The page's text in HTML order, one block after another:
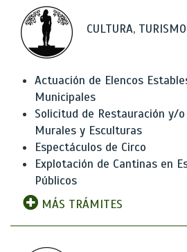
CULTURA,
Actuación de Elencos
Municipales
Solicitud de Restauración y/
Murales y Esculturas
Espectáculos de Circo
Explotación de Cantinas en
Públicos
MÁS TRÁMITES